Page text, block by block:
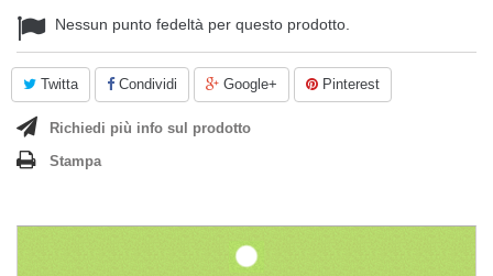
Nessun punto fedeltà per questo prodotto.
Twitta Condividi Google+ Pinterest
Richiedi più info sul prodotto
Stampa